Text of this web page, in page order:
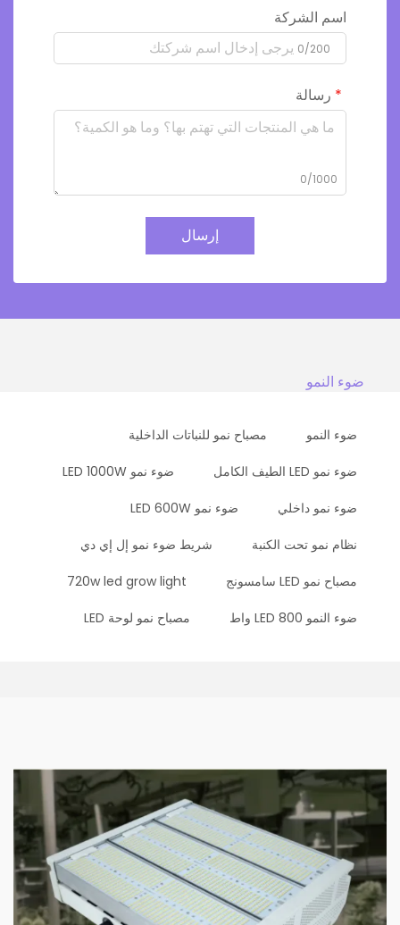
اسم الشركة
0/200
رسالة
0/1000
إرسال
ضوء النمو
ضوء النمو مصباح نمو للنباتات الداخلية
ضوء نمو LED الطيف الكامل ضوء نمو LED 1000W
ضوء نمو داخلي ضوء نمو LED 600W
نظام نمو تحت الكنبة شريط ضوء نمو إل إي دي
مصباح نمو LED سامسونج 720w led grow light
ضوء النمو LED 800 واط مصباح نمو لوحة LED